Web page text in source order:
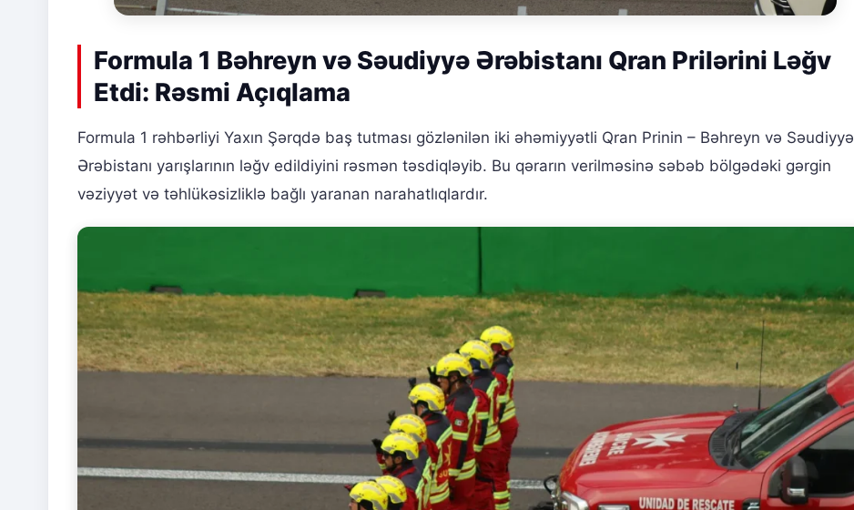
Formula 1 Bəhreyn və Səudiyyə Ərəbistanı Qran Prilərini Ləğv
Etdi: Rəsmi Açıqlama
Formula 1 rəhbərliyi Yaxın Şərqdə baş tutması gözlənilən iki əhəmiyyətli Qran Prinin – Bəhreyn və Səudiyyə
Ərəbistanı yarışlarının ləğv edildiyini rəsmən təsdiqləyib. Bu qərarın verilməsinə səbəb bölgədəki gərgin
vəziyyət və təhlükəsizliklə bağlı yaranan narahatlıqlardır.